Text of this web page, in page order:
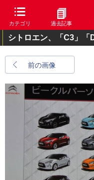
カテゴリ 過去記事
シトロエン、「C3」「
前の画像